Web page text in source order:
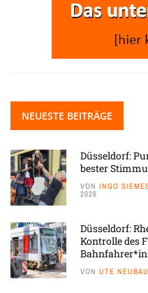
NEUESTE BEITRÄGE
Düsseldorf:
bester
VON INGO
2026
Düsseldorf:
Kontrolle des
VON UTE